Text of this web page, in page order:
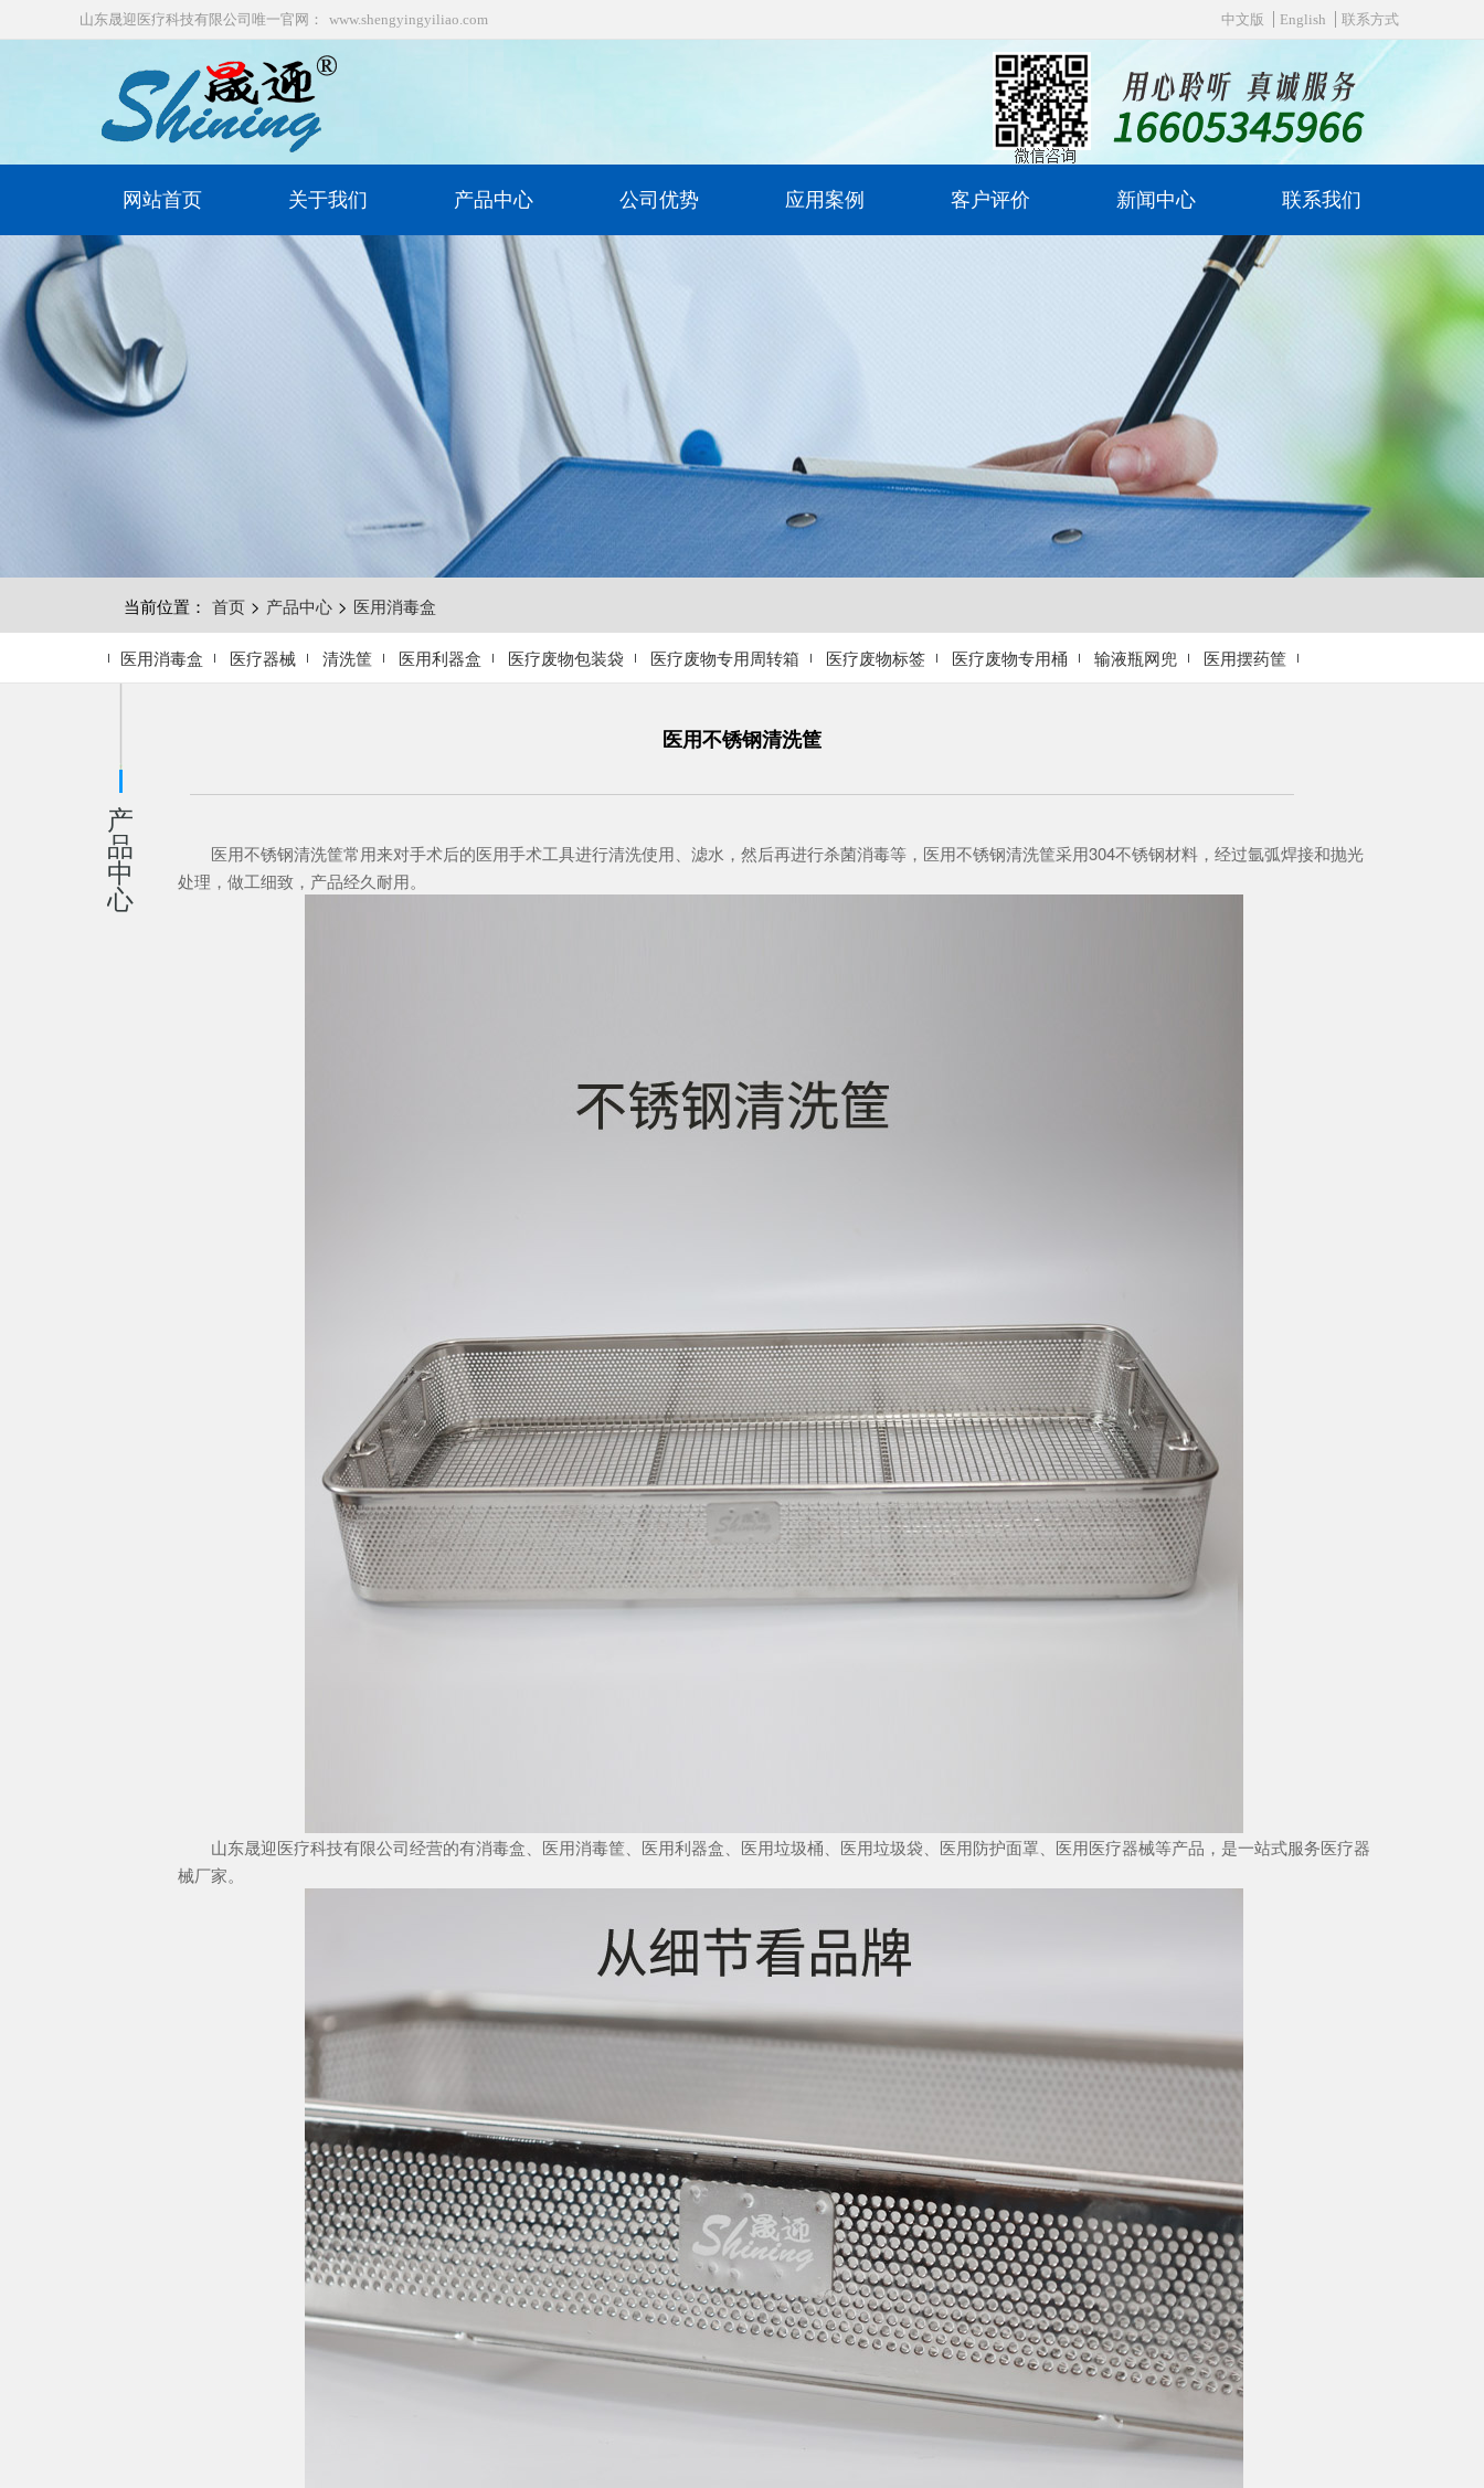
山东晟迎医疗科技有限公司唯一官网： www.shengyingyiliao.com 中文版 English 联系方式
网站首页 关于我们 产品中心 公司优势 应用案例 客户评价 新闻中心 联系我们
当前位置： 首页 > 产品中心 > 医用消毒盒
医用消毒盒 医疗器械 清洗筐 医用利器盒 医疗废物包装袋 医疗废物专用周转箱 医疗废物标签 医疗废物专用桶 输液瓶网兜 医用摆药筐
产
品
中
心
医用不锈钢清洗筐
医用不锈钢清洗筐常用来对手术后的医用手术工具进行清洗使用、滤水，然后再进行杀菌消毒等，医用不锈钢清洗筐采用304不锈钢材料，经过氩弧焊接和抛光
处理，做工细致，产品经久耐用。
山东晟迎医疗科技有限公司经营的有消毒盒、医用消毒筐、医用利器盒、医用垃圾桶、医用垃圾袋、医用防护面罩、医用医疗器械等产品，是一站式服务医疗器
械厂家。